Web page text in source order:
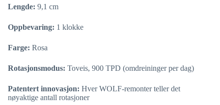
Lengde: 9,1 cm
Oppbevaring: 1 klokke
Farge: Rosa
Rotasjonsmodus: Toveis, 900 TPD (omdreininger per dag)
Patentert innovasjon: Hver WOLF-remonter teller det
nøyaktige antall rotasjoner